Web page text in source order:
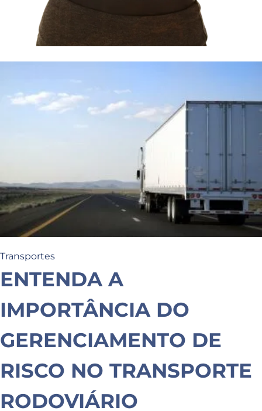
Transportes
ENTENDA A
IMPORTÂNCIA DO
GERENCIAMENTO DE
RISCO NO TRANSPORTE
RODOVIÁRIO